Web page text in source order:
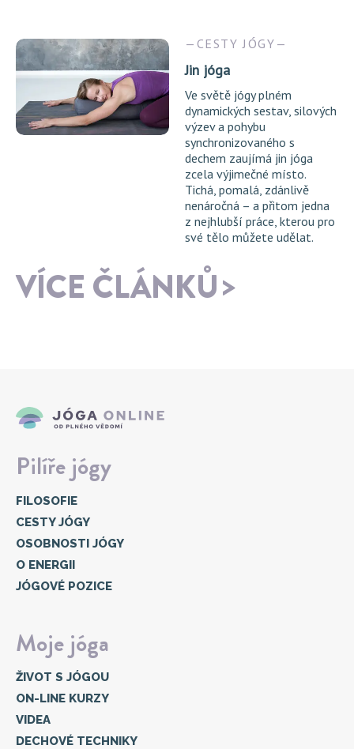
CESTY JÓGY
Jin jóga
Ve světě jógy plném
dynamických sestav, silových
výzev a pohybu
synchronizovaného s
dechem zaujímá jin jóga
zcela výjimečné místo.
Tichá, pomalá, zdánlivě
nenáročná – a přitom jedna
z nejhlubší práce, kterou pro
své tělo můžete udělat.
VÍCE ČLÁNKŮ
Pilíře jógy
FILOSOFIE
CESTY JÓGY
OSOBNOSTI JÓGY
O ENERGII
JÓGOVÉ POZICE
Moje jóga
ŽIVOT S JÓGOU
ON-LINE KURZY
VIDEA
DECHOVÉ TECHNIKY